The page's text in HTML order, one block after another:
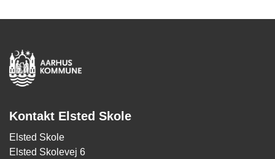
Kontakt Elsted Skole
Elsted Skole
Elsted Skolevej 6